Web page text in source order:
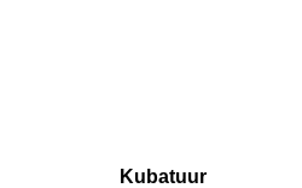
Kubatuur